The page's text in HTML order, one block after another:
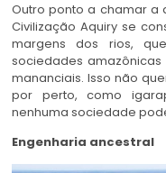
Outro ponto a chamar a
Civilização Aquiry se
margens dos rios,
sociedades
mananciais. Isso não
por perto, como
nenhuma sociedade
Engenharia ancestral